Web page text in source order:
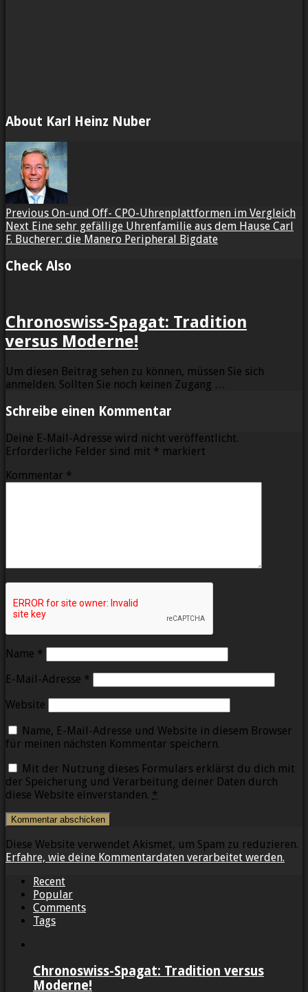
About Karl Heinz Nuber
Previous On-und Off- CPO-Uhrenplattformen im Vergleich
Next Eine sehr gefällige Uhrenfamilie aus dem Hause Carl
F. Bucherer: die Manero Peripheral Bigdate
Check Also
Chronoswiss-Spagat: Tradition
versus Moderne!
Um diesen Beitrag sehen zu können, müssen Sie sich
anmelden. Sollten Sie noch keinen Zugang …
Schreibe einen Kommentar
Deine E-Mail-Adresse wird nicht veröffentlicht.
Erforderliche Felder sind mit * markiert
Kommentar *
Name *
E-Mail-Adresse *
Website
Name, E-Mail-Adresse und Website in diesem Browser
für meinen nächsten Kommentar speichern.
Mit der Nutzung dieses Formulars erklärst du dich mit
der Speicherung und Verarbeitung deiner Daten durch
diese Website einverstanden. *
Diese Website verwendet Akismet, um Spam zu reduzieren.
Erfahre, wie deine Kommentardaten verarbeitet werden.
Recent
Popular
Comments
Tags
Chronoswiss-Spagat: Tradition versus
Moderne!